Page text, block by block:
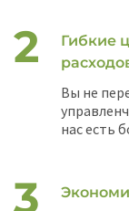
Гибкие
Вы не
нас есть